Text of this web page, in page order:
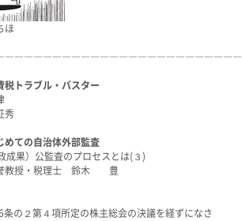
ほ
税トラブル・バスター
秀
ての自治体外部監査
果）公監査のプロセスとは(３)
教授・税理士 鈴木 豊
の２第４項所定の株主総会の決議を経ずになさ